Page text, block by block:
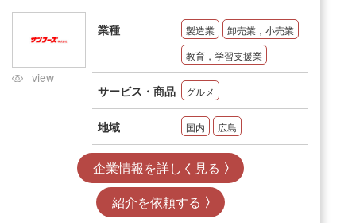
view
業種 製造業
卸売業，小売業
教育，学習支援業
サービス・商品 グルメ
地域 国内 広島
企業情報を詳しく見る
紹介を依頼する